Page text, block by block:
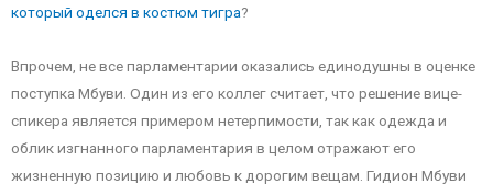
который оделся в костюм тигра?
Впрочем, не все парламентарии оказались единодушны в оценке
поступка Мбуви. Один из его коллег считает, что решение вице-
спикера является примером нетерпимости, так как одежда и
облик изгнанного парламентария в целом отражают его
жизненную позицию и любовь к дорогим вещам. Гидион Мбуви